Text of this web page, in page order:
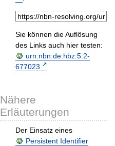
Sie können die Auflösung
des Links auch hier testen:
urn:nbn:de:hbz:5:2-
677023
Nähere
Erläuterungen
Der Einsatz eines
Persistent Identifier